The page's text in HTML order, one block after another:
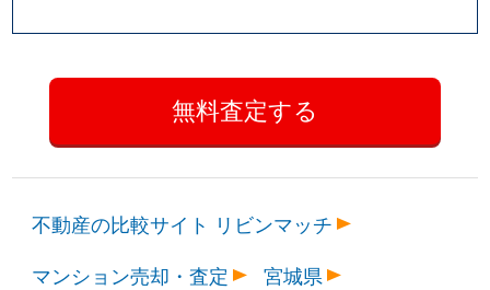
1,500万円
勾当台公園
錦町
410万円
勾当台公園
錦町
9,700万円
勾当台公園
不動産の比較サイト リビンマッチ
マンション売却・査定
宮城県